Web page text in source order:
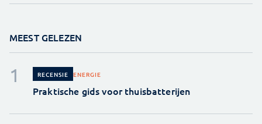
MEEST GELEZEN
RECENSIE ENERGIE
Praktische gids voor thuisbatterijen